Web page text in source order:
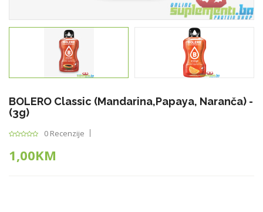
BOLERO Classic (mandarina,papaya, Naranča) -
(3g)
0 Recenzije
1,00KM